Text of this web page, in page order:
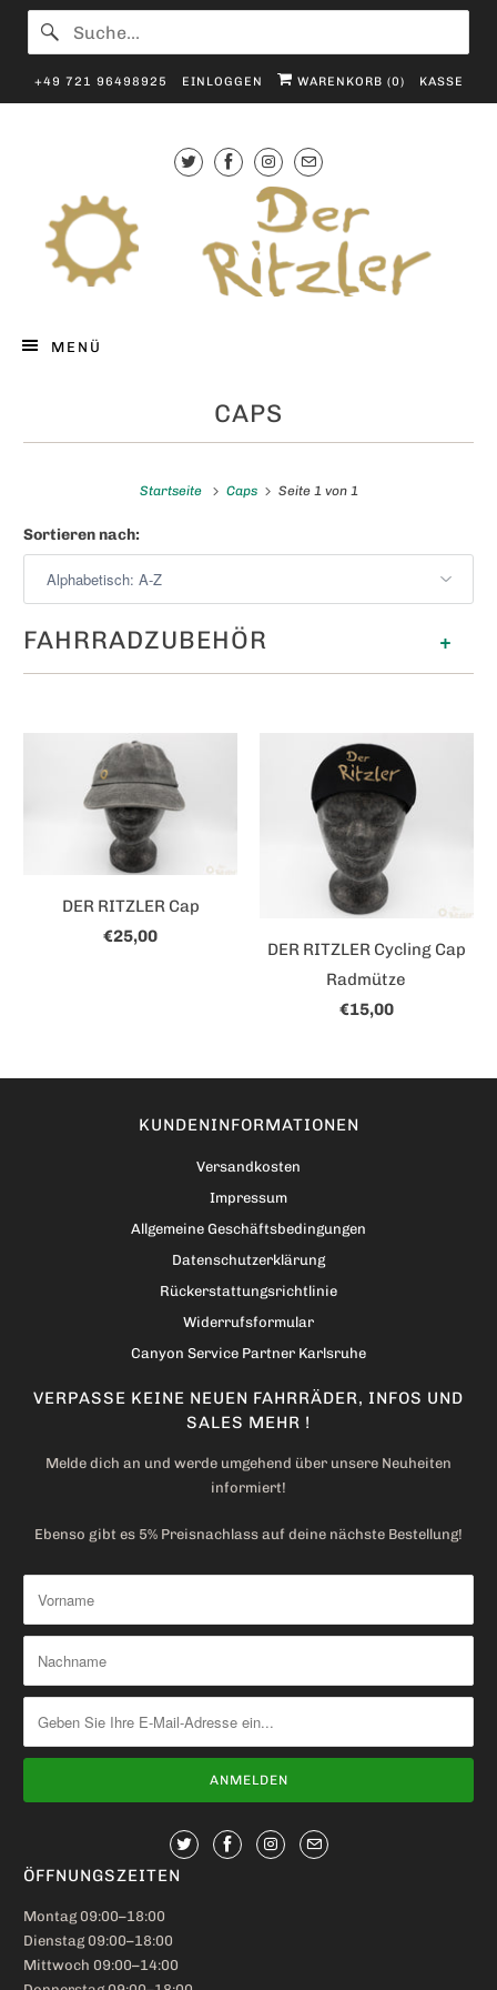
+49 721 96498925 EINLOGGEN WARENKORB (0) KASSE
MENÜ
CAPS
Startseite Caps Seite 1 von 1
Sortieren nach:
+
FAHRRADZUBEHÖR
DER RITZLER Cap
€25,00
DER RITZLER Cycling Cap
Radmütze
€15,00
KUNDENINFORMATIONEN
Versandkosten
Impressum
Allgemeine Geschäftsbedingungen
Datenschutzerklärung
Rückerstattungsrichtlinie
Widerrufsformular
Canyon Service Partner Karlsruhe
VERPASSE KEINE NEUEN FAHRRÄDER, INFOS UND
SALES MEHR !
Melde dich an und werde umgehend über unsere Neuheiten
informiert!
Ebenso gibt es 5% Preisnachlass auf deine nächste Bestellung!
ÖFFNUNGSZEITEN
Montag 09:00–18:00
Dienstag 09:00–18:00
Mittwoch 09:00–14:00